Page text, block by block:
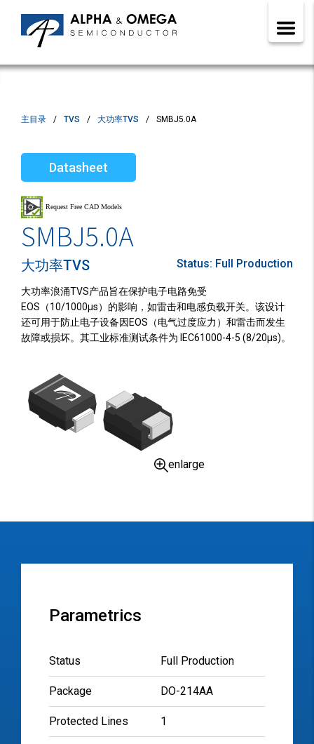
主目录 TVS 大功率TVS SMBJ5.0A
Datasheet
SMBJ5.0A
大功率TVS Status: Full Production
大功率浪涌TVS产品旨在保护电子电路免受
EOS（10/1000µs）的影响，如雷击和电感负载开关。该设计
还可用于防止电子设备因EOS（电气过度应力）和雷击而发生
故障或损坏。其工业标准测试条件为 IEC61000-4-5 (8/20µs)。
enlarge
Parametrics
Status Full Production
Package DO-214AA
Protected Lines 1